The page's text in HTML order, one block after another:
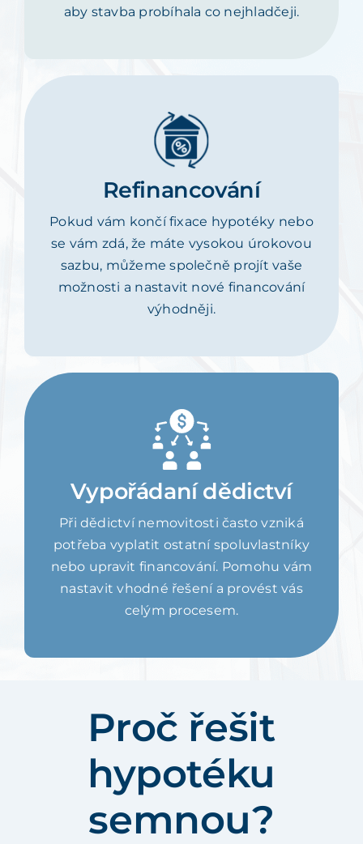
aby stavba probíhala co nejhladčeji.
Refinancování
Pokud vám končí fixace hypotéky nebo
se vám zdá, že máte vysokou úrokovou
sazbu, můžeme společně projít vaše
možnosti a nastavit nové financování
výhodněji.
Vypořádaní dědictví
Při dědictví nemovitosti často vzniká
potřeba vyplatit ostatní spoluvlastníky
nebo upravit financování. Pomohu vám
nastavit vhodné řešení a provést vás
celým procesem.
Proč řešit
hypotéku
semnou?